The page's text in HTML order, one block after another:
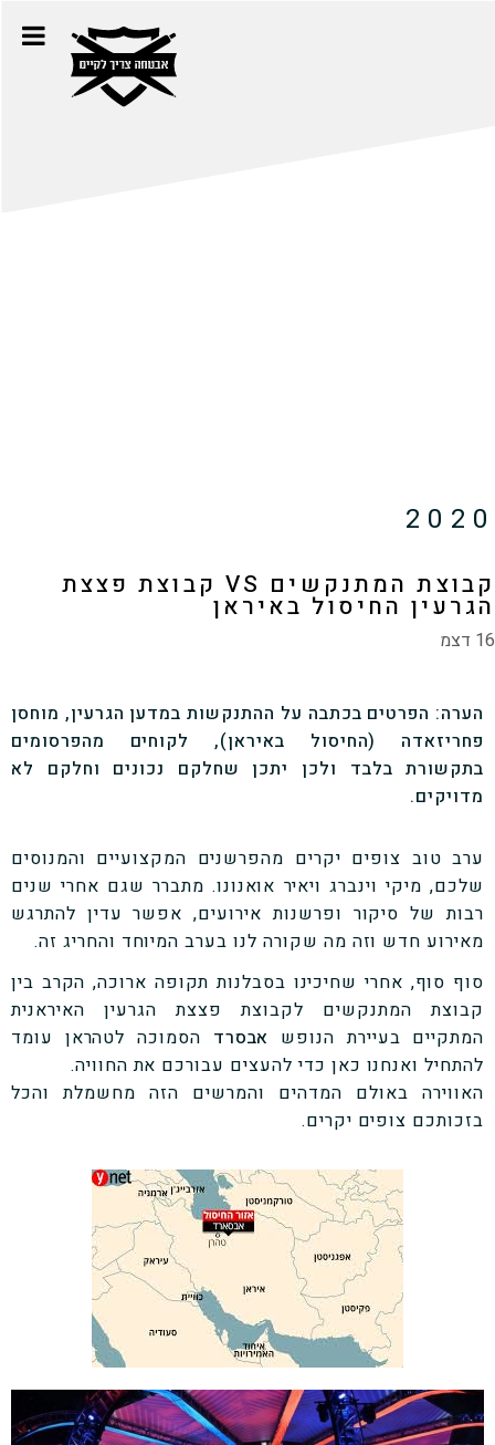
2020
קבוצת המתנקשים VS קבוצת פצצת
הגרעין החיסול באיראן
16 דצמ
הערה: הפרטים בכתבה על ההתנקשות במדען הגרעין, מוחסן
פחריזאדה (החיסול באיראן), לקוחים מהפרסומים
בתקשורת בלבד ולכן יתכן שחלקם נכונים וחלקם לא
מדויקים.
ערב טוב צופים יקרים מהפרשנים המקצועיים והמנוסים
שלכם, מיקי וינברג ויאיר אואנונו. מתברר שגם אחרי שנים
רבות של סיקור ופרשנות אירועים, אפשר עדין להתרגש
מאירוע חדש וזה מה שקורה לנו בערב המיוחד והחריג זה.
סוף סוף, אחרי שחיכינו בסבלנות תקופה ארוכה, הקרב בין
קבוצת המתנקשים לקבוצת פצצת הגרעין האיראנית
המתקיים בעיירת הנופש אבסרד הסמוכה לטהראן עומד
להתחיל ואנחנו כאן כדי להעצים עבורכם את החוויה.
האווירה באולם המדהים והמרשים הזה מחשמלת והכל
בזכותכם צופים יקרים.